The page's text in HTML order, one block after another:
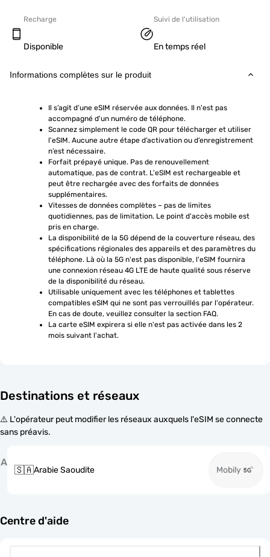
Recharge
Disponible
Suivi de l'utilisation
En temps réel
Informations complètes sur le produit
Il s’agit d’une eSIM réservée aux données. Il n'est pas
accompagné d'un numéro de téléphone.
Scannez simplement le code QR pour télécharger et utiliser
l'eSIM. Aucune autre étape d’activation ou d’enregistrement
n’est nécessaire.
Forfait prépayé unique. Pas de renouvellement
automatique, pas de contrat. L'eSIM est rechargeable et
peut être rechargée avec des forfaits de données
supplémentaires.
Vitesses de données complètes – pas de limites
quotidiennes, pas de limitation. Le point d'accès mobile est
pris en charge.
La disponibilité de la 5G dépend de la couverture réseau, des
spécifications régionales des appareils et des paramètres du
téléphone. Là où la 5G n'est pas disponible, l'eSIM fournira
une connexion réseau 4G LTE de haute qualité sous réserve
de la disponibilité du réseau.
Utilisable uniquement avec les téléphones et tablettes
compatibles eSIM qui ne sont pas verrouillés par l'opérateur.
En cas de doute, veuillez consulter la section FAQ.
La carte eSIM expirera si elle n'est pas activée dans les 2
mois suivant l'achat.
Destinations et réseaux
⚠️ L'opérateur peut modifier les réseaux auxquels l'eSIM se connecte
sans préavis.
A
🇸🇦Arabie Saoudite Mobily
Centre d'aide